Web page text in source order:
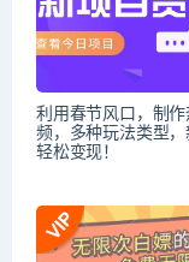
利用春节风口，制
频，多种玩法类型
轻松变现！